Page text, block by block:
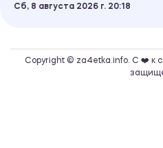
Сб, 8 августа 2026 г. 20:18
Copyright © za4etka.info. С ❤️ к